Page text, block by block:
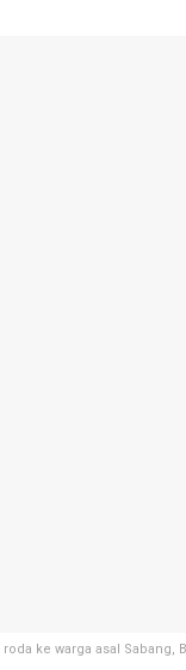
ke warga asal Sabang,